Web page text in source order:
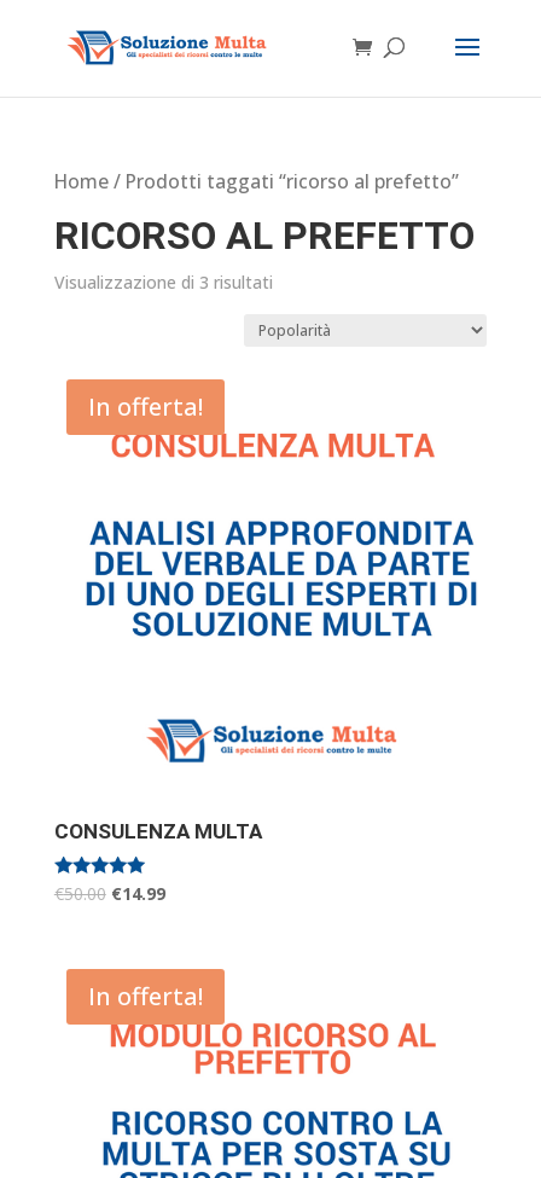
Home/ Prodotti taggati “ricorso al prefetto”
RICORSO AL PREFETTO
Visualizzazione di 3 risultati
In offerta!
CONSULENZA MULTA
Valutato
€50.00 €14.99
In offerta!